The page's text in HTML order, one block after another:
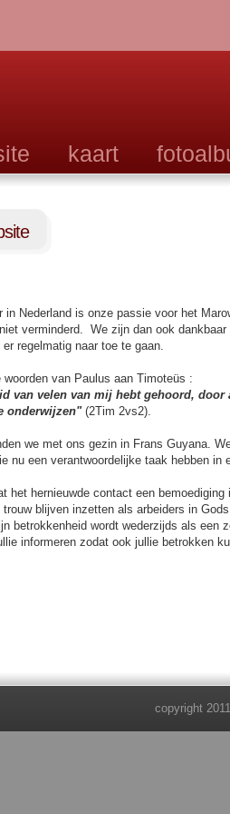
in Nederland is onze passie voor het
verminderd. We zijn dan ook
regelmatig naar toe te gaan.
van Paulus aan Timoteüs :
van velen van mij hebt gehoord, door
onderwijzen"(2Tim 2vs2).
we met ons gezin in Frans Guyana.
nu een verantwoordelijke taak hebben in
het hernieuwde contact een
blijven inzetten als arbeiders in
betrokkenheid wordt wederzijds als een
informeren zodat ook jullie betrokken
kaart
copyright